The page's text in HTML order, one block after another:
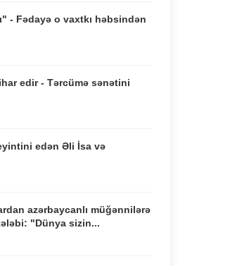
- Fədayə o vaxtkı həbsindən
edir - Tərcümə sənətini
edən Əli İsa və
azərbaycanlı müğənnilərə
"Dünya sizin...